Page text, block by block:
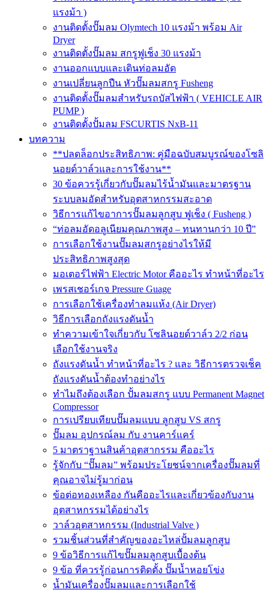
แรงม้า )
งานติดตั้งปั๊มลม Olymtech 10 แรงม้า พร้อม Air
Dryer
งานติดตั้งปั๊มลม สกรูฟูเช็ง 30 แรงม้า
งานออกแบบและเดินท่อลมอัด
งานเปลี่ยนลูกปืน หัวปั๊มลมสกรู Fusheng
งานติดตั้งปั๊มลมสำหรับรถบัสไฟฟ้า ( VEHICLE AIR
PUMP )
งานติดตั้งปั้มลม FSCURTIS NxB-11
บทความ
**ปลดล็อกประสิทธิภาพ: คู่มือฉบับสมบูรณ์ของโซลิ
นอยด์วาล์วและการใช้งาน**
30 ข้อควรรู้เกี่ยวกับปั๊มลมไร้น้ำมันและมาตรฐาน
ระบบลมอัดสำหรับอุตสาหกรรมสะอาด
วิธีการแก้ไขอาการปั๊มลมลูกสูบ ฟูเช็ง ( Fusheng )
“ท่อลมอัดอลูเนียมคุณภาพสูง – ทนทานกว่า 10 ปี”
การเลือกใช้งานปั๊มลมสกรูอย่างไรให้มี
ประสิทธิภาพสูงสุด
มอเตอร์ไฟฟ้า Electric Motor คืออะไร ทำหน้าที่อะไร
เพรสเชอร์เกจ Pressure Guage
การเลือกใช้เครื่องทำลมแห้ง (Air Dryer)
วิธีการเลือกถังแรงดันน้ำ
ทำความเข้าใจเกี่ยวกับ โซลินอยด์วาล์ว 2/2 ก่อน
เลือกใช้งานจริง
ถังแรงดันน้ำ ทำหน้าที่อะไร ? และ วิธีการตรวจเช็ค
ถังแรงดันน้ำต้องทำอย่างไร
ทำไมถึงต้องเลือก ปั้มลมสกรู แบบ Permanent Magnet
Compressor
การเปรียบเทียบปั๊มลมแบบ ลูกสูบ VS สกรู
ปั๊มลม อุปกรณ์ลม กับ งานคาร์แคร์
5 มาตราฐานสินค้าอุตสากรรม คืออะไร
รู้จักกับ “ปั๊มลม” พร้อมประโยชน์จากเครื่องปั๊มลมที่
คุณอาจไม่รู้มาก่อน
ข้อต่อทองเหลือง กันคืออะไรและเกี่ยวข้องกับงาน
อุตสาหกรรมได้อย่างไร
วาล์วอุตสาหกรรม (Industrial Valve )
รวมชิ้นส่วนที่สำคัญของอะไหล่ปั้มลมลูกสูบ
9 ข้อวิธีการแก้ไขปั๊มลมลูกสูบเบื้องต้น
9 ข้อ ที่ควรรู้ก่อนการติดตั้ง ปั๊มน้ำหอยโข่ง
น้ำมันเครื่องปั๊มลมและการเลือกใช้